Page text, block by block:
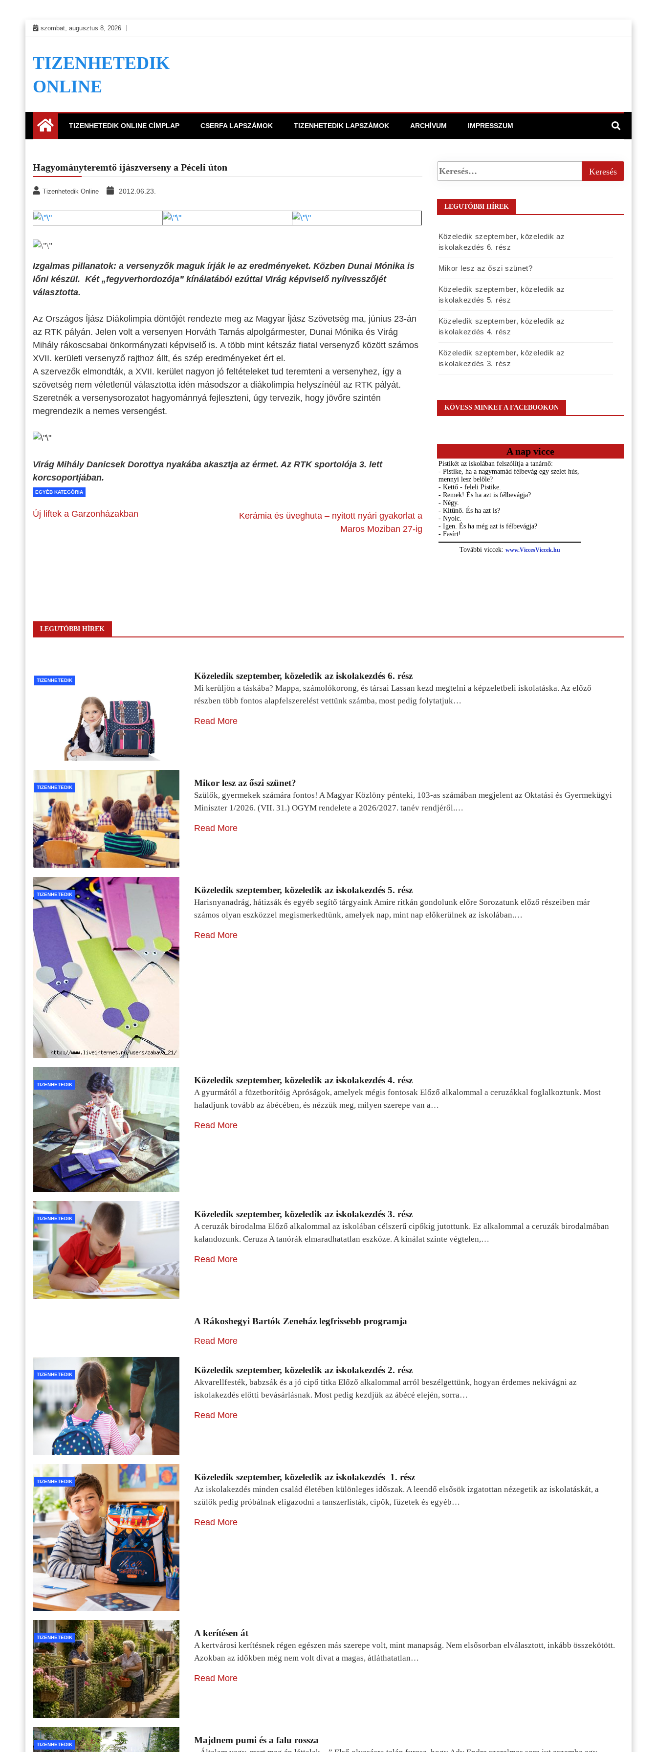
Skip
to
szombat, augusztus 8, 2026
TIZENHETEDIK
ONLINE
TIZENHETEDIK ONLINE CÍMPLAP CSERFA LAPSZÁMOK TIZENHETEDIK LAPSZÁMOK ARCHÍVUM IMPRESSZUM
Hagyományteremtő íjászverseny a Péceli úton
Tizenhetedik Online 2012.06.23.
Izgalmas pillanatok: a versenyzők maguk írják le az eredményeket. Közben Dunai Mónika is
lőni készül. Két „fegyverhordozója” kínálatából ezúttal Virág képviselő nyílvesszőjét
választotta.
Az Országos Íjász Diákolimpia döntőjét rendezte meg az Magyar Íjász Szövetség ma, június 23-án
az RTK pályán. Jelen volt a versenyen Horváth Tamás alpolgármester, Dunai Mónika és Virág
Mihály rákoscsabai önkormányzati képviselő is. A több mint kétszáz fiatal versenyző között számos
XVII. kerületi versenyző rajthoz állt, és szép eredményeket ért el.
A szervezők elmondták, a XVII. kerület nagyon jó feltételeket tud teremteni a versenyhez, így a
szövetség nem véletlenül választotta idén másodszor a diákolimpia helyszínéül az RTK pályát.
Szeretnék a versenysorozatot hagyománnyá fejleszteni, úgy tervezik, hogy jövőre szintén
megrendezik a nemes versengést.
Virág Mihály Danicsek Dorottya nyakába akasztja az érmet. Az RTK sportolója 3. lett
korcsoportjában.
EGYÉB KATEGÓRIA
Új liftek a Garzonházakban
Kerámia és üveghuta – nyitott nyári gyakorlat a
Maros Moziban 27-ig
LEGUTÓBBI HÍREK
Közeledik szeptember, közeledik az
iskolakezdés 6. rész
Mikor lesz az őszi szünet?
Közeledik szeptember, közeledik az
iskolakezdés 5. rész
Közeledik szeptember, közeledik az
iskolakezdés 4. rész
Közeledik szeptember, közeledik az
iskolakezdés 3. rész
KÖVESS MINKET A FACEBOOKON
A nap vicce
LEGUTÓBBI HÍREK
TIZENHETEDIK Közeledik szeptember, közeledik az iskolakezdés 6. rész
Mi kerüljön a táskába? Mappa, számolókorong, és társai Lassan kezd megtelni a képzeletbeli iskolatáska. Az előző
részben több fontos alapfelszerelést vettünk számba, most pedig folytatjuk…
Read More
TIZENHETEDIK Mikor lesz az őszi szünet?
Szülők, gyermekek számára fontos! A Magyar Közlöny pénteki, 103-as számában megjelent az Oktatási és Gyermekügyi
Miniszter 1/2026. (VII. 31.) OGYM rendelete a 2026/2027. tanév rendjéről.…
Read More
TIZENHETEDIK Közeledik szeptember, közeledik az iskolakezdés 5. rész
Harisnyanadrág, hátizsák és egyéb segítő tárgyaink Amire ritkán gondolunk előre Sorozatunk előző részeiben már
számos olyan eszközzel megismerkedtünk, amelyek nap, mint nap előkerülnek az iskolában.…
Read More
TIZENHETEDIK Közeledik szeptember, közeledik az iskolakezdés 4. rész
A gyurmától a füzetborítóig Apróságok, amelyek mégis fontosak Előző alkalommal a ceruzákkal foglalkoztunk. Most
haladjunk tovább az ábécében, és nézzük meg, milyen szerepe van a…
Read More
TIZENHETEDIK Közeledik szeptember, közeledik az iskolakezdés 3. rész
A ceruzák birodalma Előző alkalommal az iskolában célszerű cipőkig jutottunk. Ez alkalommal a ceruzák birodalmában
kalandozunk. Ceruza A tanórák elmaradhatatlan eszköze. A kínálat szinte végtelen,…
Read More
A Rákoshegyi Bartók Zeneház legfrissebb programja
Read More
TIZENHETEDIK Közeledik szeptember, közeledik az iskolakezdés 2. rész
Akvarellfesték, babzsák és a jó cipő titka Előző alkalommal arról beszélgettünk, hogyan érdemes nekivágni az
iskolakezdés előtti bevásárlásnak. Most pedig kezdjük az ábécé elején, sorra…
Read More
TIZENHETEDIK Közeledik szeptember, közeledik az iskolakezdés 1. rész
Az iskolakezdés minden család életében különleges időszak. A leendő elsősök izgatottan nézegetik az iskolatáskát, a
szülők pedig próbálnak eligazodni a tanszerlisták, cipők, füzetek és egyéb…
Read More
TIZENHETEDIK A kerítésen át
A kertvárosi kerítésnek régen egészen más szerepe volt, mint manapság. Nem elsősorban elválasztott, inkább összekötött.
Azokban az időkben még nem volt divat a magas, átláthatatlan…
Read More
TIZENHETEDIK Majdnem pumi és a falu rossza